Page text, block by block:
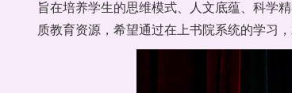
旨在培养学生的思维模式、人文底蕴、科学
质教育资源，希望通过在上书院系统的学习